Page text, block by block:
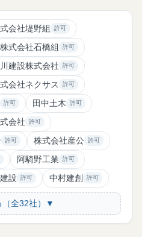
会社堤野組 許可
株式会社石橋組 許可
建設株式会社 許可
会社ネクサス 許可
許可 田中土木 許可
会社 許可
許可 株式会社産公 許可
阿騎野工業 許可
設 許可 中村建創 許可
（全32社）▼